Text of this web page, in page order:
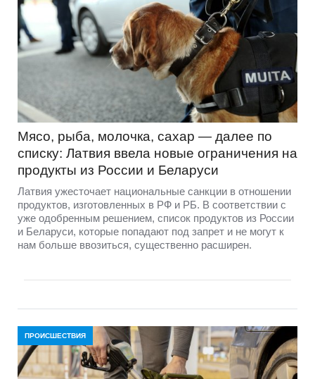
Мясо, рыба, молочка, сахар — далее по
списку: Латвия ввела новые ограничения на
продукты из России и Беларуси
Латвия ужесточает национальные санкции в отношении
продуктов, изготовленных в РФ и РБ. В соответствии с
уже одобренным решением, список продуктов из России
и Беларуси, которые попадают под запрет и не могут к
нам больше ввозиться, существенно расширен.
ПРОИСШЕСТВИЯ